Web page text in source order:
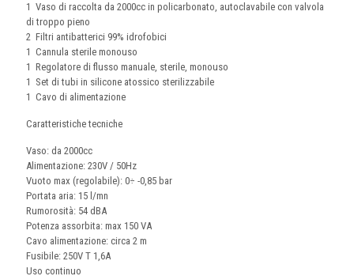
1 Vaso di raccolta da 2000cc in policarbonato, autoclavabile con valvola
di troppo pieno
2 Filtri antibatterici 99% idrofobici
1 Cannula sterile monouso
1 Regolatore di flusso manuale, sterile, monouso
1 Set di tubi in silicone atossico sterilizzabile
1 Cavo di alimentazione
Caratteristiche tecniche
Vaso: da 2000cc
Alimentazione: 230V / 50Hz
Vuoto max (regolabile): 0÷ -0,85 bar
Portata aria: 15 l/mn
Rumorosità: 54 dBA
Potenza assorbita: max 150 VA
Cavo alimentazione: circa 2 m
Fusibile: 250V T 1,6A
Uso continuo